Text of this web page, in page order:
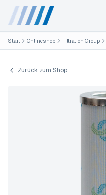
Start Onlineshop Filtration Group
Zurück zum Shop